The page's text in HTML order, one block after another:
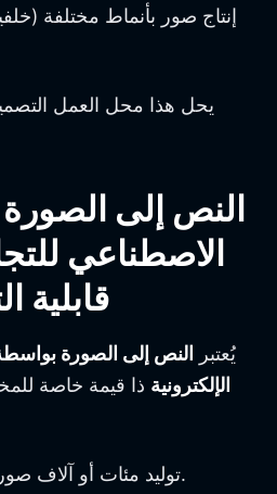
إنتاج صور بأنماط مختلفة
يحل هذا محل العمل
النص إلى
الاصطناعي
قابلية
يُعتبر النص إلى الصورة
الإلكترونية ذا قيمة خاصة
توليد مئات أو آلاف صور المنتجات في ساعات.